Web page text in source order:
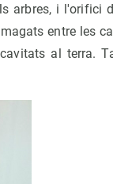
arbres, i l'orifici
entre les
al terra.